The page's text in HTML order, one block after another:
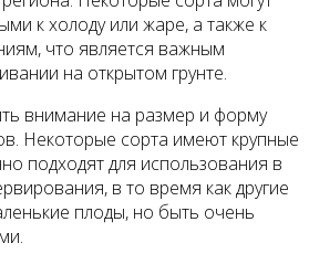
к холоду или жаре, а также к
что является важным
на открытом грунте.
внимание на размер и форму
Некоторые сорта имеют крупные
подходят для использования в
в то время как другие
плоды, но быть очень